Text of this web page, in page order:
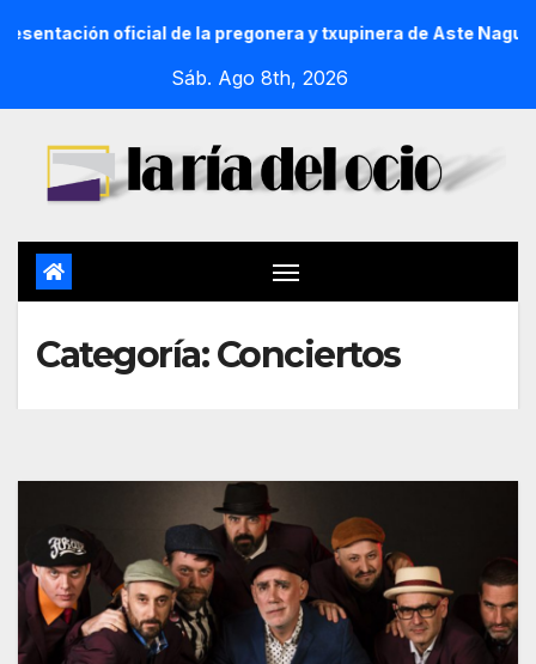
y txupinera de Aste Nagusia 2026 La Procesión
Sáb. Ago 8th, 2026
Categoría:Conciertos